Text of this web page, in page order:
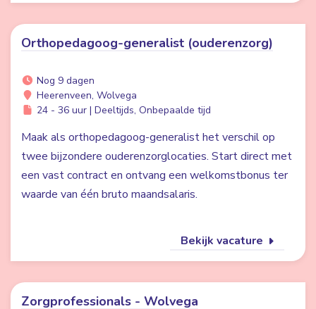
Orthopedagoog-generalist (ouderenzorg)
Nog 9 dagen
Heerenveen, Wolvega
24 - 36 uur | Deeltijds, Onbepaalde tijd
Maak als orthopedagoog-generalist het verschil op
twee bijzondere ouderenzorglocaties. Start direct met
een vast contract en ontvang een welkomstbonus ter
waarde van één bruto maandsalaris.
Bekijk vacature
Zorgprofessionals - Wolvega